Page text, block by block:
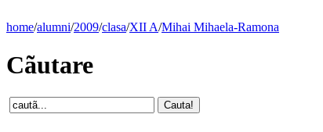
home/alumni/2009/clasa/XII A/Mihai Mihaela-Ramona
Cãutare